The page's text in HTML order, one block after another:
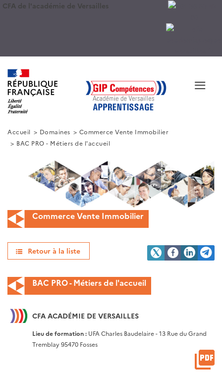
CFA de l'académie de Versailles
≡
Accueil Domaines
Commerce Vente Immobilier
BAC PRO - Métiers de l'accueil
Commerce Vente Immobilier
Retour à la liste
BAC PRO - Métiers de l'accueil
CFA ACADÉMIE DE VERSAILLES
Lieu de formation : UFA Charles Baudelaire - 13 Rue du Grand
Tremblay 95470 Fosses